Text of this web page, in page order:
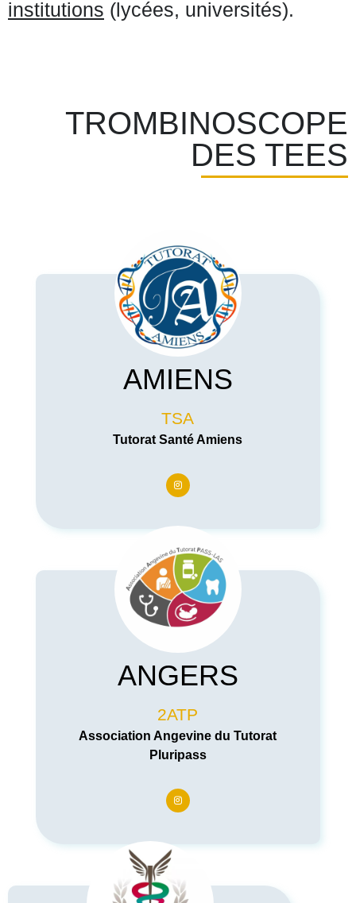
institutions (lycées, universités).
TROMBINOSCOPE
DES TEES
AMIENS
TSA
Tutorat Santé Amiens
ANGERS
2ATP
Association Angevine du Tutorat
Pluripass